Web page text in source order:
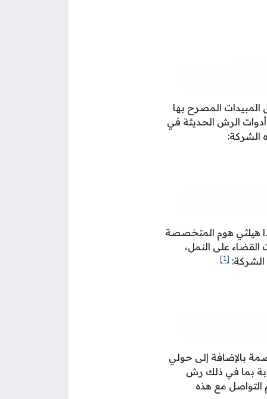
المصرح بها
الرش الحديثة في
الشركة:
هيلثي هوم المتخصصة
على النمل،
[1]
بالإضافة إلى حولي
بما في ذلك رش
التواصل مع هذه